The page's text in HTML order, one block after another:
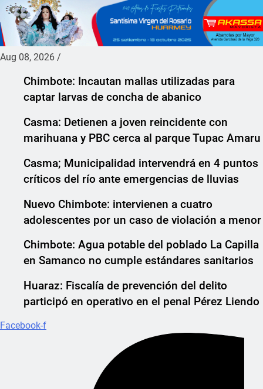
Aug 08, 2026 /
Chimbote: Incautan mallas utilizadas para
captar larvas de concha de abanico
Casma: Detienen a joven reincidente con
marihuana y PBC cerca al parque Tupac Amaru
Casma; Municipalidad intervendrá en 4 puntos
críticos del río ante emergencias de lluvias
Nuevo Chimbote: intervienen a cuatro
adolescentes por un caso de violación a menor
Chimbote: Agua potable del poblado La Capilla
en Samanco no cumple estándares sanitarios
Huaraz: Fiscalía de prevención del delito
participó en operativo en el penal Pérez Liendo
Facebook-f